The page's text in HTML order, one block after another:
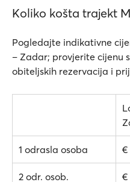
Koliko košta trajekt
Pogledajte indikativne
– Zadar; provjerite cijenu
obiteljskih rezervacija i
1 odrasla osoba €
2 odr. osob. €